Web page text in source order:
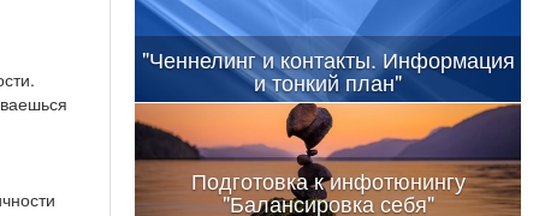
"Ченнелинг и контакты. Информация
и тонкий план"
Подготовка к инфотюнингу
"Балансировка себя"